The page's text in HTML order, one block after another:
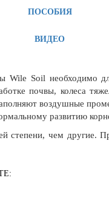
ПОСОБИЯ
ВИДЕО
Soil необходимо
почвы, колеса
воздушные
развитию
степени, чем другие.